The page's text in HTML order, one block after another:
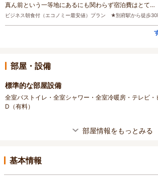
真ん前という一等地にあるにも関わらず宿泊費はとて…
ビジネス朝食付（エコノミー最安値）プラン ★別府駅から徒歩
部屋・設備
標準的な部屋設備
全室バストイレ・全室シャワー・全室冷暖房・テレビ
D（有料）
部屋情報をもっとみる
基本情報